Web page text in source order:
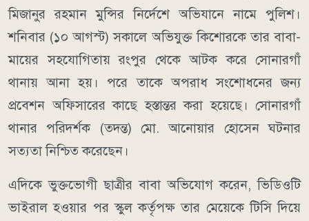
মিজানুর রহমান মুন্সির নির্দেশে অভিযানে নামে পুলিশ।
শনিবার (১০ আগস্ট) সকালে অভিযুক্ত কিশোরকে তার বাবা-
মায়ের সহযোগিতায় রংপুর থেকে আটক করে সোনারগাঁ
থানায় আনা হয়। পরে তাকে অপরাধ সংশোধনের জন্য
প্রবেশন অফিসারের কাছে হস্তান্তর করা হয়েছে। সোনারগাঁ
থানার পরিদর্শক (তদন্ত) মো. আনোয়ার হোসেন ঘটনার
সত্যতা নিশ্চিত করেছেন।
এদিকে ভুক্তভোগী ছাত্রীর বাবা অভিযোগ করেন, ভিডিওটি
ভাইরাল হওয়ার পর স্কুল কর্তৃপক্ষ তার মেয়েকে টিসি দিয়ে